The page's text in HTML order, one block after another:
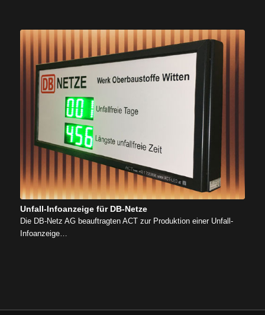
Unfall-Infoanzeige für DB-Netze
Die DB-Netz AG beauftragten ACT zur Produktion einer Unfall-
Infoanzeige…